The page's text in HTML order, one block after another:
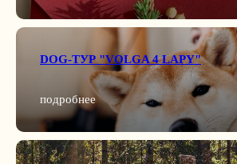
DOG-ТУР "VOLGA 4 LAPY"
подробнее